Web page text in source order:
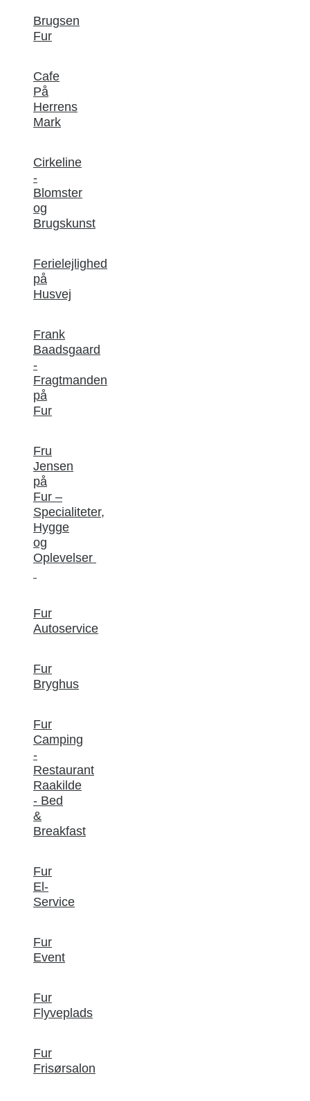
Brugsen
Fur
Cafe
På
Herrens
Mark
Cirkeline
-
Blomster
og
Brugskunst
Ferielejlighed
på
Husvej
Frank
Baadsgaard
-
Fragtmanden
på
Fur
Fru
Jensen
på
Fur –
Specialiteter,
Hygge
og
Oplevelser
Fur
Autoservice
Fur
Bryghus
Fur
Camping
-
Restaurant
Raakilde
- Bed
&
Breakfast
Fur
El-
Service
Fur
Event
Fur
Flyveplads
Fur
Frisørsalon